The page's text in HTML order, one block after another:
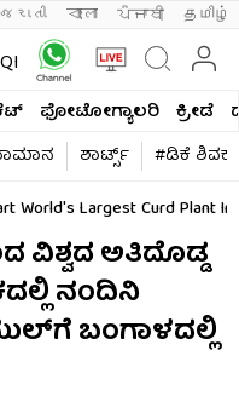
বাংলা ਪੰਜਾਬੀ தமிழ்
ಫೋಟೋಗ್ಯಾಲರಿ ಕ್ರೀಡೆ
ಶಾರ್ಟ್ಸ್​
#ಡಿಕೆ
World's Largest Curd Plant
ವಿಶ್ವದ ಅತಿದೊಡ್ಡ
ನಂದಿನಿ
ಬಂಗಾಳದಲ್ಲಿ